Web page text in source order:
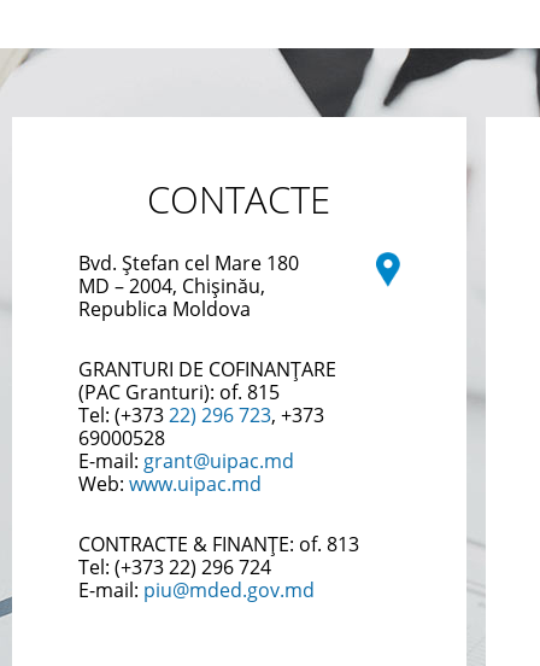
CONTACTE
Bvd. Ștefan cel Mare 180
MD – 2004, Chișinău,
Republica Moldova
GRANTURI DE COFINANȚARE
(PAC Granturi): of. 815
Tel: (+37322) 296 723, +373
69000528
E-mail: grant@uipac.md
Web: www.uipac.md
CONTRACTE & FINANȚE: of. 813
Tel: (+37322) 296 724
E-mail: piu@mded.gov.md